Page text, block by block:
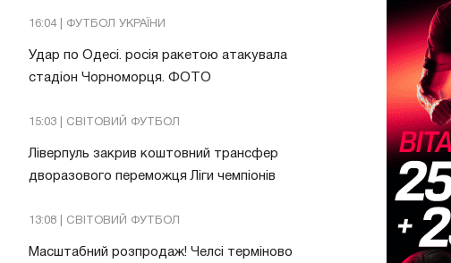
16:04 | ФУТБОЛ УКРАЇНИ
Удар по Одесі. росія ракетою атакувала
стадіон Чорноморця. ФОТО
15:03 | СВІТОВИЙ ФУТБОЛ
Ліверпуль закрив коштовний трансфер
дворазового переможця Ліги чемпіонів
13:08 | СВІТОВИЙ ФУТБОЛ
Масштабний розпродаж! Челсі терміново